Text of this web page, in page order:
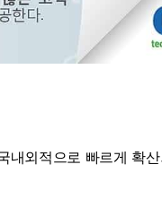
내외적으로 빠르게 확